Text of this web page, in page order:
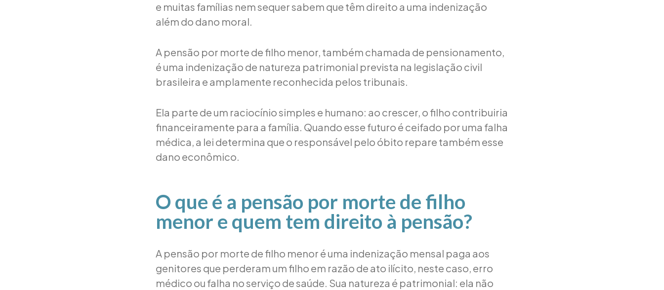
e muitas famílias nem sequer sabem que têm direito a uma indenização
além do dano moral.
A pensão por morte de filho menor, também chamada de pensionamento,
é uma indenização de natureza patrimonial prevista na legislação civil
brasileira e amplamente reconhecida pelos tribunais.
Ela parte de um raciocínio simples e humano: ao crescer, o filho contribuiria
financeiramente para a família. Quando esse futuro é ceifado por uma falha
médica, a lei determina que o responsável pelo óbito repare também esse
dano econômico.
O que é a pensão por morte de filho
menor e quem tem direito à pensão?
A pensão por morte de filho menor é uma indenização mensal paga aos
genitores que perderam um filho em razão de ato ilícito, neste caso, erro
médico ou falha no serviço de saúde. Sua natureza é patrimonial: ela não